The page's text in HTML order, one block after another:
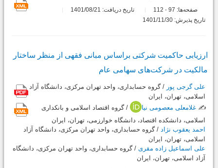
صفحه‌ها: 97
-
تاریخ دریافت: 1401/08/21
تاریخ پذیرش: 1401/11/30
ارزیابی حاکمیت شرکتی براساس مبانی فقهی از منظر ساختار
مالکیت در شرکت‌های سهامی عام
علی گرجی پور / گروه حسابداری، واحد تهران مرکزی، دانشگاه آزاد
اسلامی، تهران، ایران
✍️ غلامعلی معصومی نیا
/ گروه اقتصاد اسلامی و بانکداری
اسلامی، دانشکده اقتصاد، دانشگاه خوارزمی، تهران، ایران
احمد یعقوب نژاد / گروه حسابداری، واحد تهران مرکزی، دانشگاه آزاد
اسلامی، تهران، ایران
علی اسماعیل زاده مقری / گروه حسابداری، واحد تهران مرکزی، دانشگاه
آزاد اسلامی، تهران، ایران